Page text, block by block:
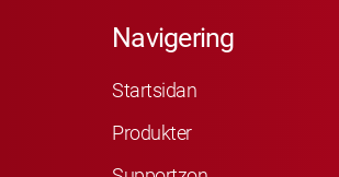
Navigering
Startsidan
Produkter